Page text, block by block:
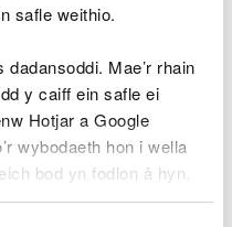
safle weithio.
Mae’r rhain
y caiff ein safle ei
Hotjar a Google
wybodaeth hon i wella
bod yn fodlon â hyn.
eich dewis.
Cymru , o CNC:
tanlinellu
amgylcheddol.
yn bodoli i
a’r amgylchedd